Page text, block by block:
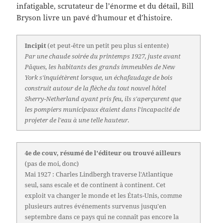
infatigable, scrutateur de l’énorme et du détail, Bill
Bryson livre un pavé d’humour et d’histoire.
Incipit(et peut-être un petit peu plus si entente)
Par une chaude soirée du printemps 1927, juste avant
Pâques, les habitants des grands immeubles de New
York s'inquiétèrent lorsque, un échafaudage de bois
construit autour de la flèche du tout nouvel hôtel
Sherry-Netherland ayant pris feu, ils s'aperçurent que
les pompiers municipaux étaient dans l'incapacité de
projeter de l'eau à une telle hauteur.
4e de couv, résumé de l'éditeur ou trouvé ailleurs
(pas de moi, donc)
Mai 1927 : Charles Lindbergh traverse l'Atlantique
seul, sans escale et de continent à continent. Cet
exploit va changer le monde et les États-Unis, comme
plusieurs autres événements survenus jusqu'en
septembre dans ce pays qui ne connaît pas encore la